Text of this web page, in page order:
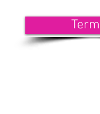
<<< Hier findest